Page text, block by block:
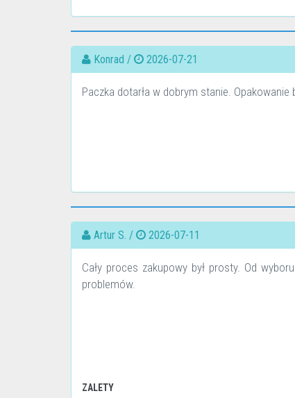
Konrad / 2026-07-21
Paczka dotarła w dobrym stanie.
Artur S. / 2026-07-11
Cały proces zakupowy był prosty. Od
problemów.
ZALETY